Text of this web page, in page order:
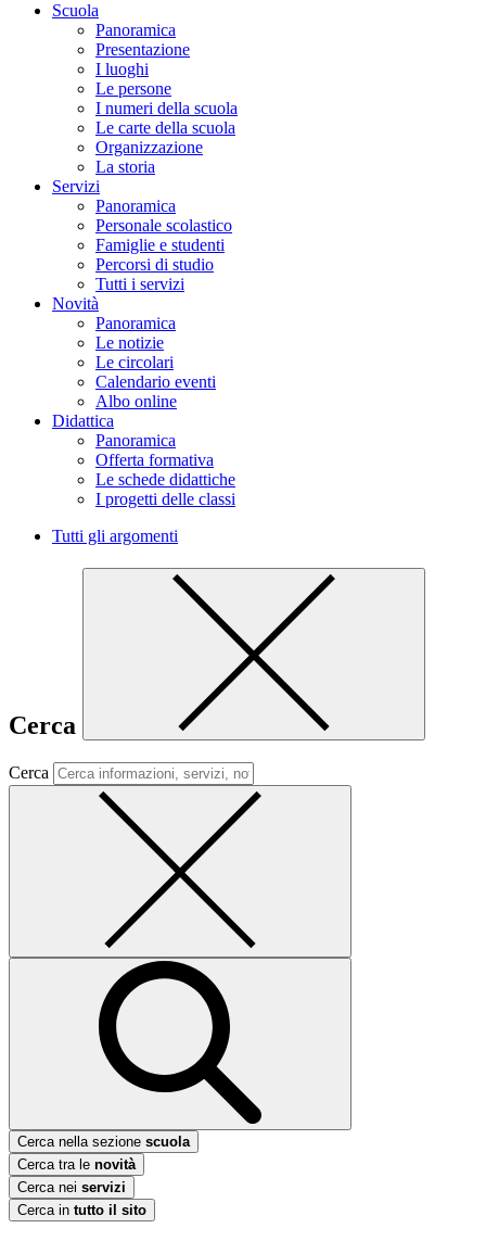
Scuola
Panoramica
Presentazione
I luoghi
Le persone
I numeri della scuola
Le carte della scuola
Organizzazione
La storia
Servizi
Panoramica
Personale scolastico
Famiglie e studenti
Percorsi di studio
Tutti i servizi
Novità
Panoramica
Le notizie
Le circolari
Calendario eventi
Albo online
Didattica
Panoramica
Offerta formativa
Le schede didattiche
I progetti delle classi
Tutti gli argomenti
Cerca
Cerca
Cerca nella sezione scuola
Cerca tra le novità
Cerca nei servizi
Cerca in tutto il sito